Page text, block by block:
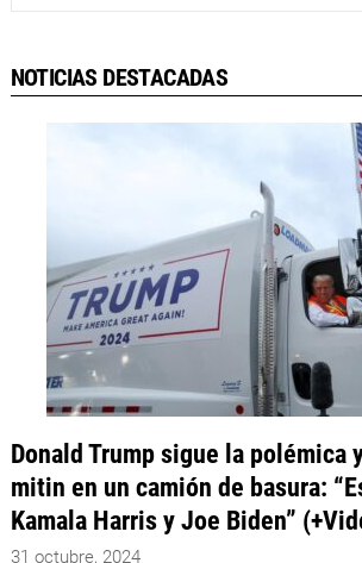
NOTICIAS DESTACADAS
Donald Trump sigue la polémica
mitin en un camión de basura:
Kamala Harris y Joe Biden”
31 octubre, 2024